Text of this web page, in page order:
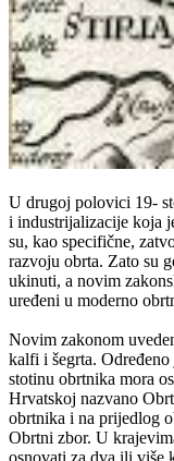
U drugoj polovici 19-
i industrijalizacije koja
su, kao specifične,
razvoju obrta. Zato su
ukinuti, a novim
uređeni u moderno
Novim zakonom
kalfi i šegrta.
stotinu obrtnika mora
Hrvatskoj nazvano
obrtnika i na prijedlog
Obrtni zbor. U
osnovati za dva ili više